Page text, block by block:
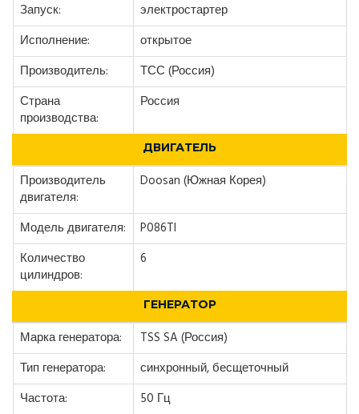
Запуск:
электростартер
Исполнение:
открытое
Производитель:
ТСС (Россия)
Страна
производства:
Россия
ДВИГАТЕЛЬ
Производитель
двигателя:
Doosan (Южная Корея)
Модель двигателя:
P086TI
Количество
цилиндров:
6
ГЕНЕРАТОР
Марка генератора:
TSS SA (Россия)
Тип генератора:
синхронный, бесщеточный
Частота:
50 Гц